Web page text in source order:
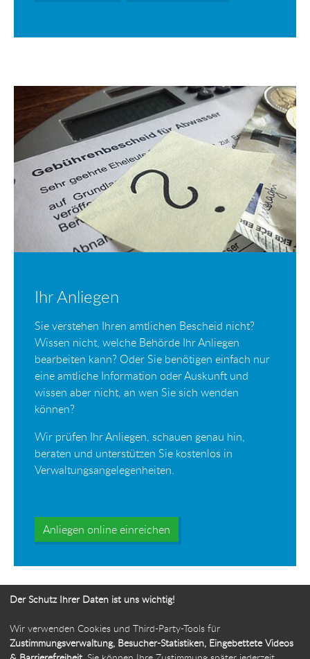
Ihr Anliegen
Sie verstehen Ihren amtlichen Bescheid nicht?
Wissen nicht, welche Behörde Ihr Anliegen
bearbeiten kann? Oder Sie benötigen einfach nur
eine amtliche Information oder Auskunft und
wissen aber nicht, an wen Sie sich wenden
können?
Wir prüfen Ihr Anliegen, schauen genau hin,
beraten und unterstützen Sie kostenlos in
Verwaltungsangelegenheiten.
Anliegen online einreichen
Ihr Weg zur Bürgerbeauftragten
Der Schutz Ihrer Daten ist uns wichtig!
Wir verwenden Cookies und Third-Party-Tools für
Zustimmungsverwaltung, Besucher-Statistiken, Eingebettete Videos